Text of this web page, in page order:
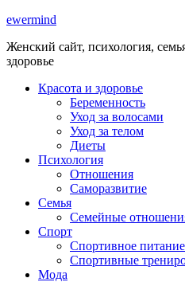
ewermind
Женский сайт, психология,
здоровье
Красота и здоровье
Беременность
Уход за волосами
Уход за телом
Диеты
Психология
Отношения
Саморазвитие
Семья
Семейные
Спорт
Спортивное питание
Спортивные
Мода